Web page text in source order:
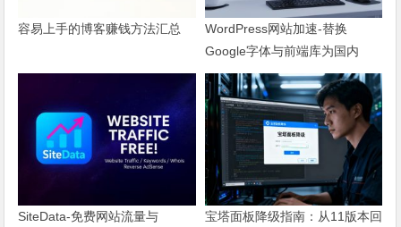
容易上手的博客赚钱方法汇总
WordPress网站加速-替换
Google字体与前端库为国内
CDN镜像
SiteData-免费网站流量与
宝塔面板降级指南：从11版本回